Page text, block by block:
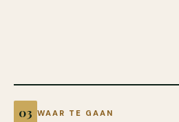
WAAR TE GAAN